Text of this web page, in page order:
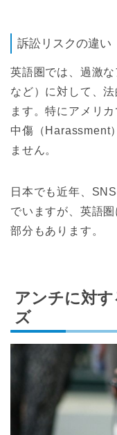
訴訟リスクの違い
英語圏では、過激
など）に対して、
ます。特にアメリ
中傷（Harassment
ません。
日本でも近年、
でいますが、英語
部分もあります。
アンチに対
ズ